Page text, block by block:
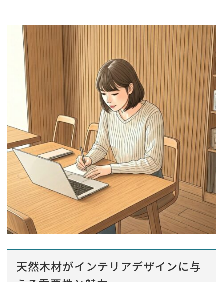
天然木材がインテリアデザインに与